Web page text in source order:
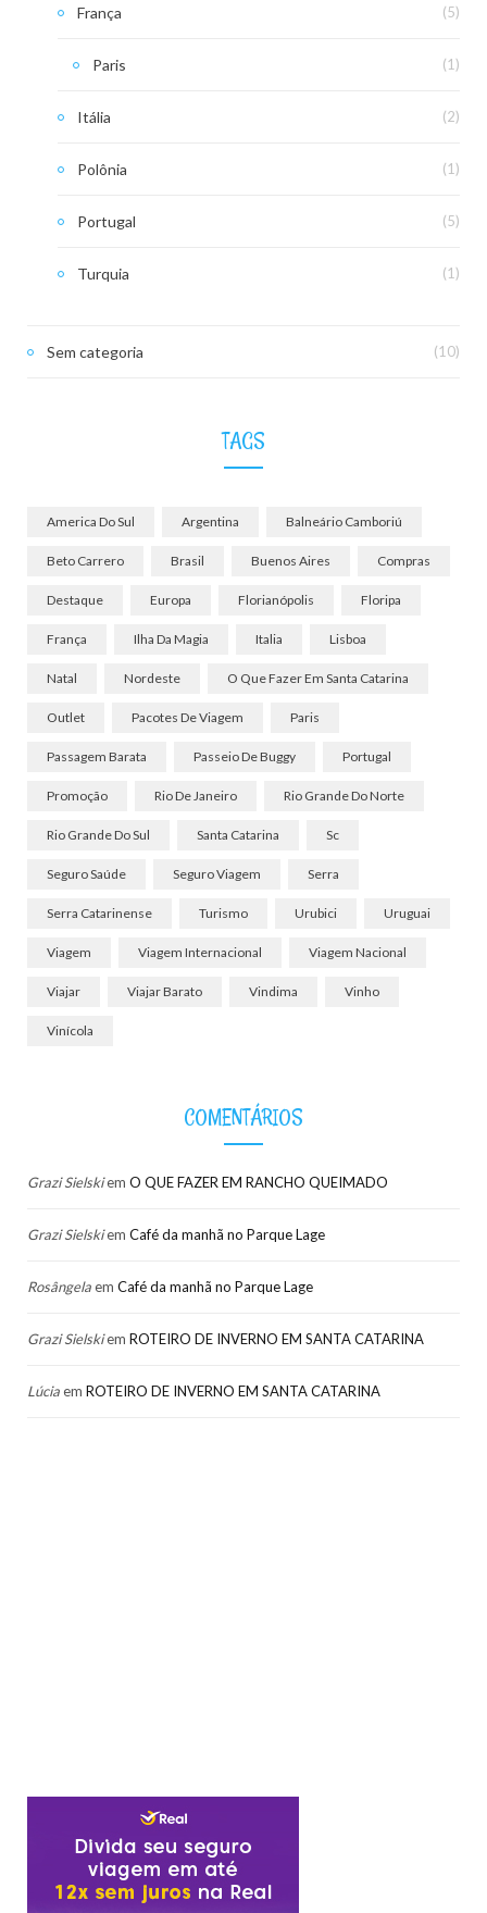
França (5)
Paris (1)
Itália (2)
Polônia (1)
Portugal (5)
Turquia (1)
Sem categoria (10)
TAGS
America Do Sul Argentina Balneário Camboriú
Beto Carrero Brasil Buenos Aires Compras
Destaque Europa Florianópolis Floripa
França Ilha Da Magia Italia Lisboa
Natal Nordeste O Que Fazer Em Santa Catarina
Outlet Pacotes De Viagem Paris
Passagem Barata Passeio De Buggy Portugal
Promoção Rio De Janeiro Rio Grande Do Norte
Rio Grande Do Sul Santa Catarina Sc
Seguro Saúde Seguro Viagem Serra
Serra Catarinense Turismo Urubici Uruguai
Viagem Viagem Internacional Viagem Nacional
Viajar Viajar Barato Vindima Vinho
Vinícola
COMENTÁRIOS
Grazi Sielskiem O QUE FAZER EM RANCHO QUEIMADO
Grazi Sielskiem Café da manhã no Parque Lage
Rosângelaem Café da manhã no Parque Lage
Grazi Sielskiem ROTEIRO DE INVERNO EM SANTA CATARINA
Lúciaem ROTEIRO DE INVERNO EM SANTA CATARINA